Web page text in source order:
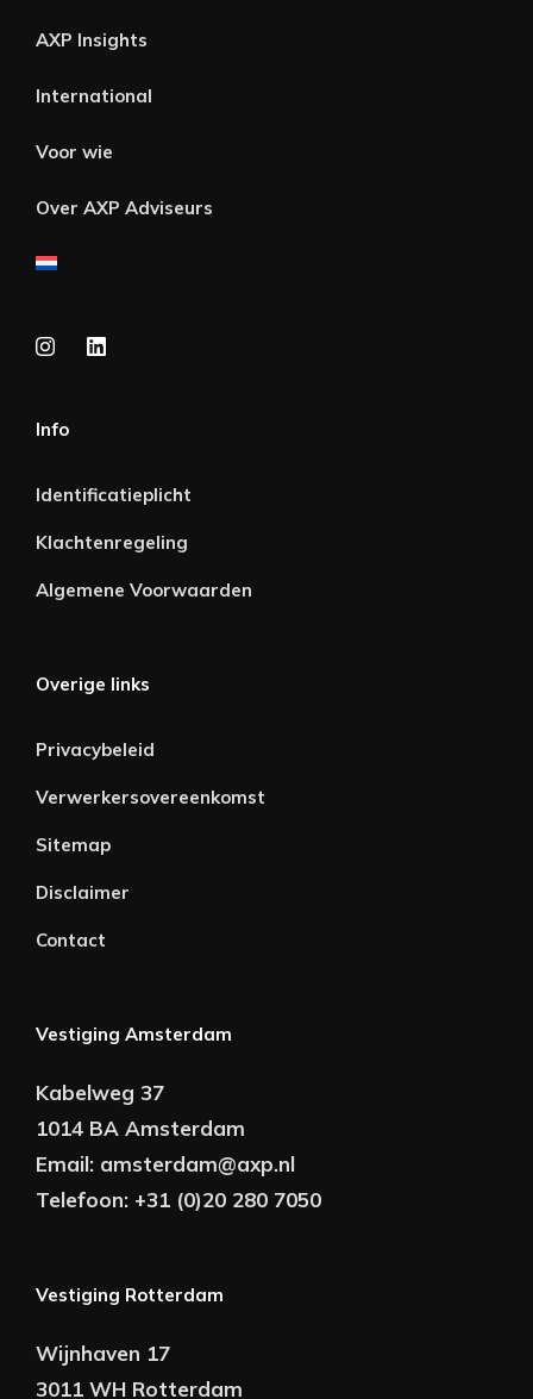
AXP Insights
International
Voor wie
Over AXP Adviseurs
Info
Identificatieplicht
Klachtenregeling
Algemene Voorwaarden
Overige links
Privacybeleid
Verwerkersovereenkomst
Sitemap
Disclaimer
Contact
Vestiging Amsterdam
Kabelweg 37
1014 BA Amsterdam
Email: amsterdam@axp.nl
Telefoon: +31 (0)20 280 7050
Vestiging Rotterdam
Wijnhaven 17
3011 WH Rotterdam